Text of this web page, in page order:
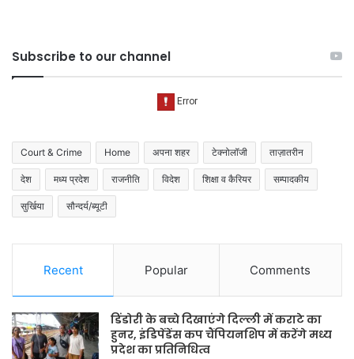
Subscribe to our channel
Court & Crime Home अपना शहर टेक्नोलॉजी ताज़ातरीन
देश मध्य प्रदेश राजनीति विदेश शिक्षा व कैरियर सम्पादकीय
सुर्खिया सौन्दर्य/ब्यूटी
Recent Popular Comments
डिंडोरी के बच्चे दिखाएंगे दिल्ली में कराटे का
हुनर, इंडिपेंडेंस कप चैंपियनशिप में करेंगे मध्य
प्रदेश का प्रतिनिधित्व